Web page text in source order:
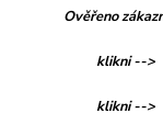
Ověřeno
klikni -->
klikni -->